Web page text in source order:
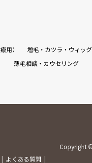
用） 増毛・カツラ・ウィッグ
薄毛相談・カウセリング
よくある質問
Copyright